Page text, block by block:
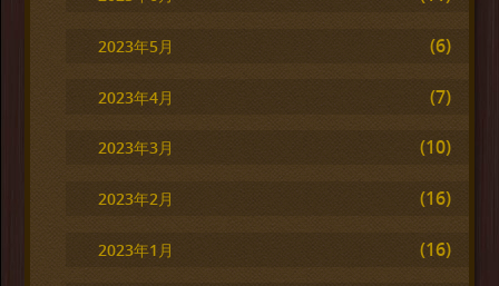
2023年5月 (6)
2023年4月 (7)
2023年3月 (10)
2023年2月 (16)
2023年1月 (16)